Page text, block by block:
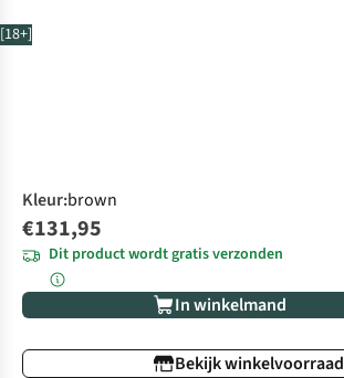
[18+]
Kleur:brown
€131,95
Dit product wordt gratis verzonden
In winkelmand
Bekijk winkelvoorraad